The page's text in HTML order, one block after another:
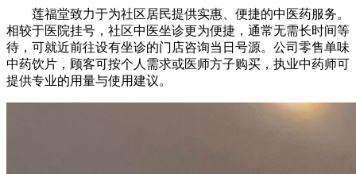
莲福堂致力于为社区居民提供实惠、便捷的中医药服务。
相较于医院挂号，社区中医坐诊更为便捷，通常无需长时间等
待，可就近前往设有坐诊的门店咨询当日号源。公司零售单味
中药饮片，顾客可按个人需求或医师方子购买，执业中药师可
提供专业的用量与使用建议。